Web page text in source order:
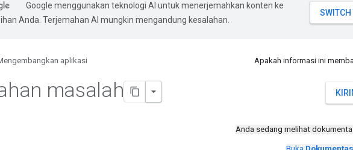
Google menggunakan teknologi AI untuk menerjemahkan konten ke
Anda. Terjemahan AI mungkin mengandung kesalahan.
aplikasi Apakah informasi ini
masalah
Anda sedang melihat